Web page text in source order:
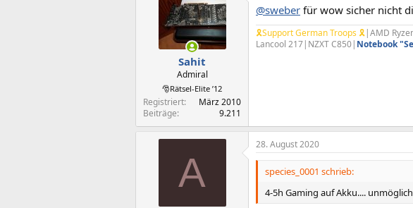
Sahit
Admiral
🎅Rätsel-Elite ’12
Registriert
März 2010
Beiträge
9.211
@sweber für wow sicher nicht
🎗Support German Troops 🎗|AMD
Lancool 217|NZXT C850| Notebook
A
28. August 2020
species_0001 schrieb:
4-5h Gaming auf Akku....